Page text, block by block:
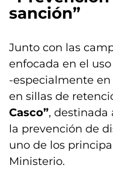
sanción”
Junto con las
enfocada en el
-especialmente
en sillas de
Casco”, destinada
la prevención de
uno de los
Ministerio.